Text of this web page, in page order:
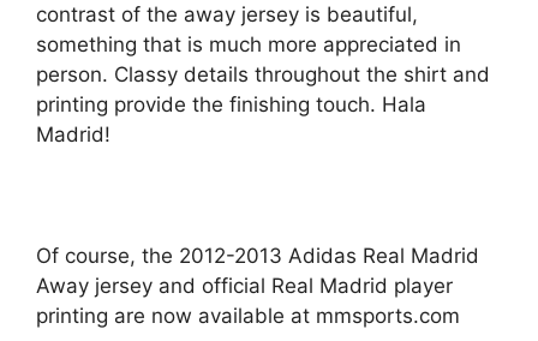
contrast of the away jersey is beautiful,
something that is much more appreciated in
person. Classy details throughout the shirt and
printing provide the finishing touch. Hala
Madrid!
Of course, the 2012-2013 Adidas Real Madrid
Away jersey and official Real Madrid player
printing are now available at mmsports.com